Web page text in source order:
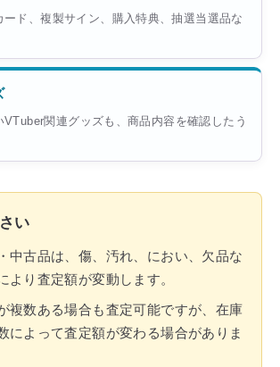
ド、複製サイン、購入特典、抽選当選品な
VTuber関連グッズも、商品内容を確認したう
い
中古品は、傷、汚れ、におい、欠品な
より査定額が変動します。
複数ある場合も査定可能ですが、在庫
によって査定額が変わる場合がありま